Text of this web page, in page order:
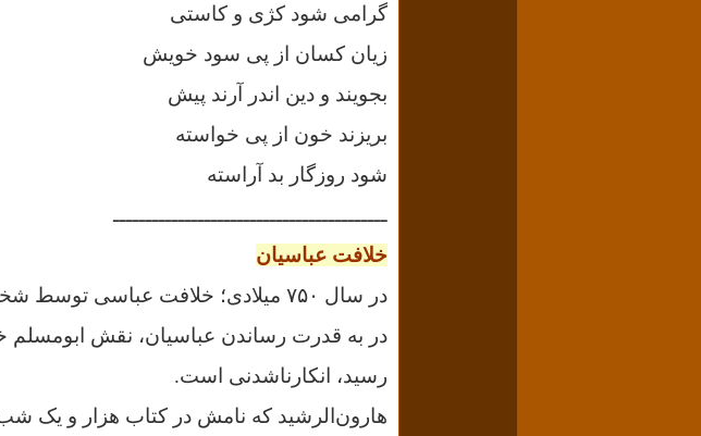
گرامی شود کژی و کاستی
زیان کسان از پی سود خویش
بجویند و دین اندر آرند پیش
بریزند خون از پی خواسته
شود روزگار بد آراسته
ــــــــــــــــــــــــــــــــــــــــــ
خلافت عباسیان
در سال ۷۵۰ میلادی؛ خلافت عباسی توسط شخصی به نام سفاح در حران(در میان‌رودان) پا گرفت.
در به قدرت رساندن عباسیان، نقش
رسید، انکارناشدنی است.
هارون‌الرشید که نامش در کتاب هزار و یک